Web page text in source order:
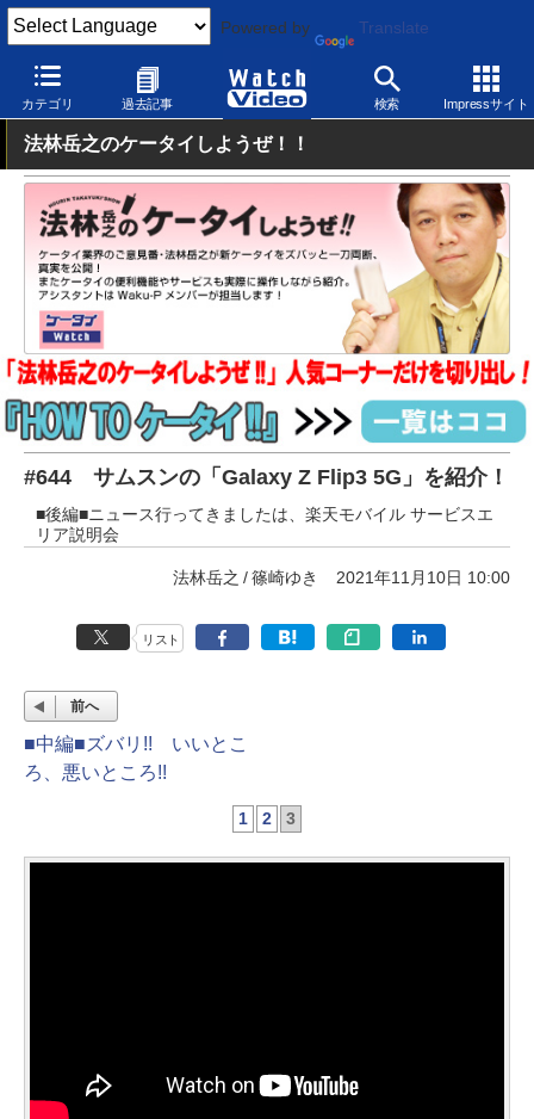
Powered by Translate
カテゴリ 過去記事 検索 Impressサイト
Watch Video モバイル スマートフォン Android
法林岳之のケータイしようぜ！！
#644 サムスンの「Galaxy Z Flip3 5G」を紹介！
■後編■ニュース行ってきましたは、楽天モバイル サービスエ
リア説明会
法林岳之 篠崎ゆき 2021年11月10日 10:00
リスト
前へ
■中編■ズバリ!! いいとこ
ろ、悪いところ!!
1 2 3